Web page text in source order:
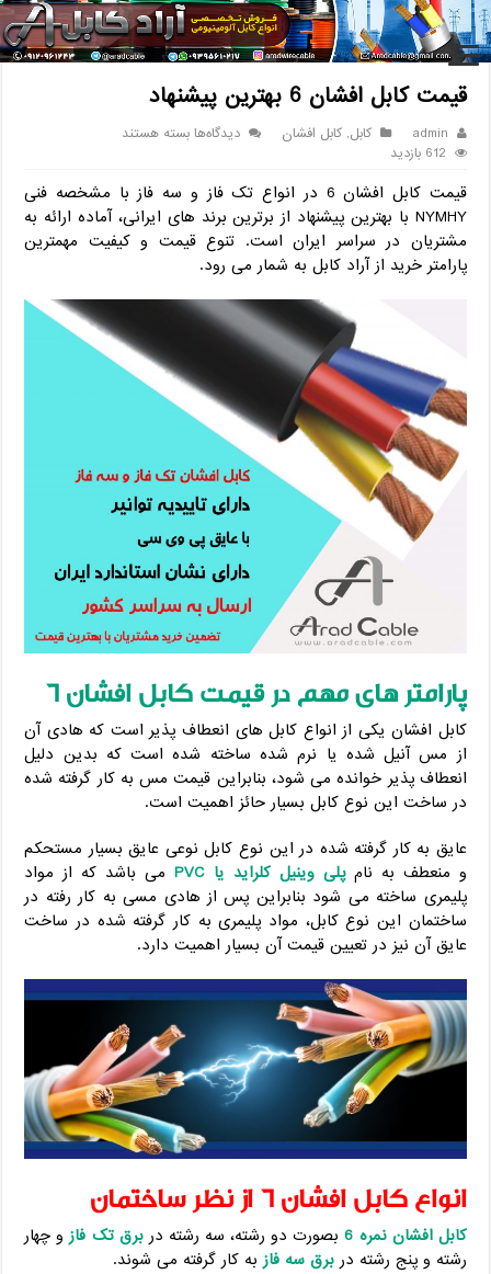
خانه / کابل / قیمت کابل افشان 6 بهترین پیشنهاد
قیمت کابل افشان 6 بهترین پیشنهاد
admin کابل,کابل افشان دیدگاه‌هابرای
افشان
6
بهترین
پیشنهاد
بسته هستند
612 بازدید
قیمت کابل افشان 6 در انواع تک فاز و سه فاز با مشخصه فنی
NYMHY با بهترین پیشنهاد از برترین برند های ایرانی، آماده ارائه به
مشتریان در سراسر ایران است. تنوع قیمت و کیفیت مهمترین
پارامتر خرید از آراد کابل به شمار می رود.
پارامتر های مهم در قیمت کابل افشان 6
کابل افشان یکی از انواع کابل های انعطاف پذیر است که هادی آن
از مس آنیل شده یا نرم شده ساخته شده است که بدین دلیل
انعطاف پذیر خوانده می شود، بنابراین قیمت مس به کار گرفته شده
در ساخت این نوع کابل بسیار حائز اهمیت است.
عایق به کار گرفته شده در این نوع کابل نوعی عایق بسیار مستحکم
و منعطف به نامپلی وینیل کلراید یا PVC
می باشد که از مواد
پلیمری ساخته می شود بنابراین پس از هادی مسی به کار رفته در
ساختمان این نوع کابل، مواد پلیمری به کار گرفته شده در ساخت
عایق آن نیز در تعیین قیمت آن بسیار اهمیت دارد.
انواع کابل افشان 6 از نظر ساختمان
کابل افشان نمره 6 بصورت دو رشته، سه رشته دربرق تک فاز و چهار
رشته و پنج رشته دربرق سه فاز به کار گرفته می شوند.